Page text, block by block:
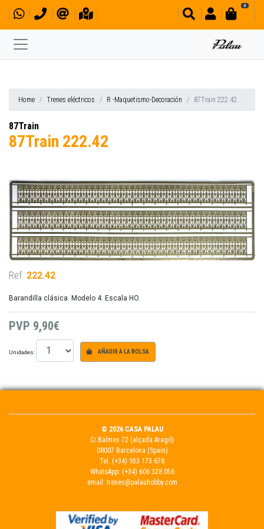
0
Home Trenes eléctricos R -Maquetismo-Decoración 87Train 222.42
87Train
87Train 222.42
Ref. 222.42
Barandilla clásica. Modelo 4. Escala HO.
PVP 9,90€
Unidades: AÑADIR A LA BOLSA
© 2026 CASA PALAU
C/ Balmes 72 (alçada Aragó)
08007 Barcelona (Spain)
Tel. (+34) 933 173 678
WhatsApp: (+34) 606 328 056
email: trenes@palauhobby.com